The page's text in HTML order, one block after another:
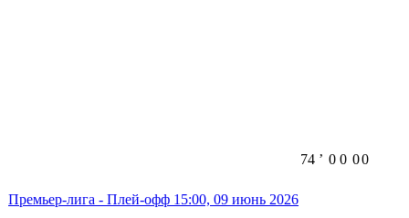
Премьер-лига - Плей-офф 15:00, 09 июнь 2026
74 ʼ 0 0 00